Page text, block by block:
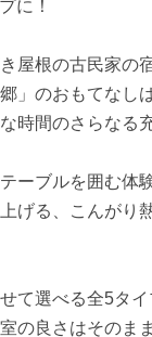
に！
屋根の古民家の宿
」のおもてなし
時間のさらなる
ーブルを囲む体
げる、こんがり
て選べる全5タイ
の良さはそのまま